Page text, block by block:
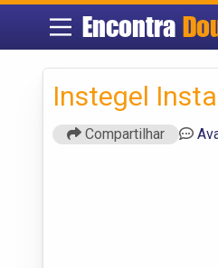
Encontra
Instegel
Compartilhar